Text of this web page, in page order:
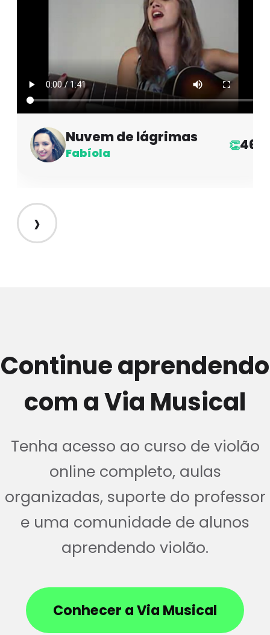
Nuvem de lágrimas
Fabíola
👏46
›
Continue aprendendo
com a Via Musical
Tenha acesso ao curso de violão
online completo, aulas
organizadas, suporte do professor
e uma comunidade de alunos
aprendendo violão.
Conhecer a Via Musical